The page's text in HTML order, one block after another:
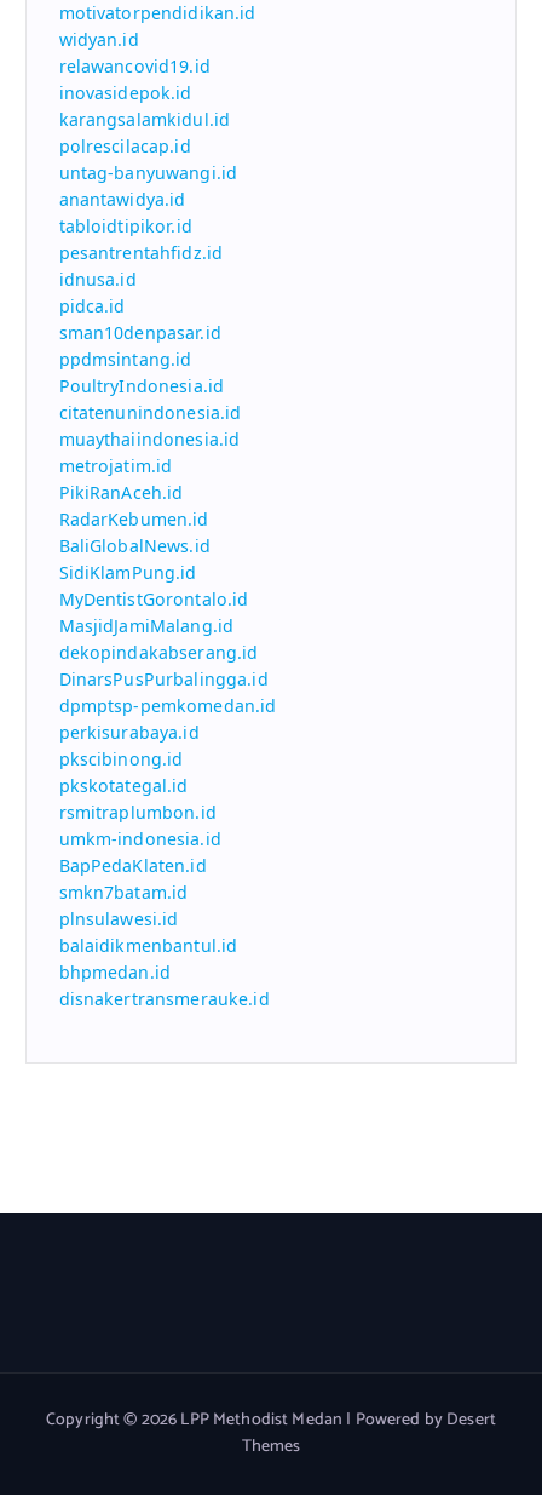
motivatorpendidikan.id
widyan.id
relawancovid19.id
inovasidepok.id
karangsalamkidul.id
polrescilacap.id
untag-banyuwangi.id
anantawidya.id
tabloidtipikor.id
pesantrentahfidz.id
idnusa.id
pidca.id
sman10denpasar.id
ppdmsintang.id
PoultryIndonesia.id
citatenunindonesia.id
muaythaiindonesia.id
metrojatim.id
PikiRanAceh.id
RadarKebumen.id
BaliGlobalNews.id
SidiKlamPung.id
MyDentistGorontalo.id
MasjidJamiMalang.id
dekopindakabserang.id
DinarsPusPurbalingga.id
dpmptsp-pemkomedan.id
perkisurabaya.id
pkscibinong.id
pkskotategal.id
rsmitraplumbon.id
umkm-indonesia.id
BapPedaKlaten.id
smkn7batam.id
plnsulawesi.id
balaidikmenbantul.id
bhpmedan.id
disnakertransmerauke.id
Copyright © 2026 LPP Methodist Medan | Powered byDesert
Themes